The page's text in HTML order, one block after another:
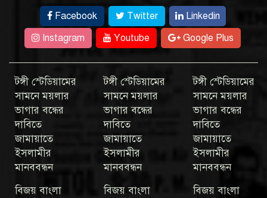
Facebook Twitter
Linkedin
Instagram
Youtube Google Plus
টঙ্গী স্টেডিয়ামের
সামনে ময়লার
ভাগার বন্ধের
দাবিতে
জামায়াতে
ইসলামীর
মানববন্ধন
বিজয় বাংলা
টঙ্গী স্টেডিয়ামের
সামনে ময়লার
ভাগার বন্ধের
দাবিতে
জামায়াতে
ইসলামীর
মানববন্ধন
বিজয় বাংলা
টঙ্গী স্টেডিয়ামের
সামনে ময়লার
ভাগার বন্ধের
দাবিতে
জামায়াতে
ইসলামীর
মানববন্ধন
বিজয় বাংলা